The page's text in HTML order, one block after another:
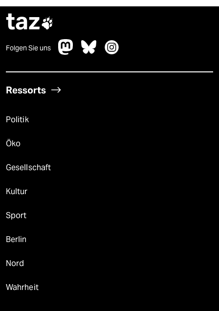
taz
Folgen Sie uns
Ressorts
Politik
Öko
Gesellschaft
Kultur
Sport
Berlin
Nord
Wahrheit